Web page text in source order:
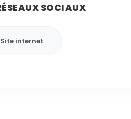
SOCIAUX
Site internet